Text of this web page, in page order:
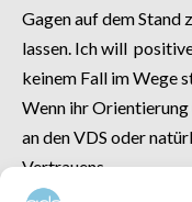
Gagen auf dem Stand
lassen. Ich will
keinem Fall im Wege
Wenn ihr Orientierung
an den VDS oder
Vertrauens.